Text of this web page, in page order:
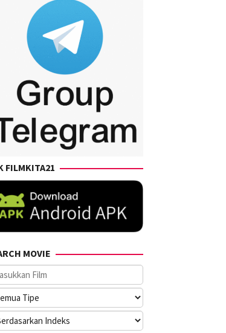
tempat yang praktis dan update setiap hari.
FILMKITA21
MOVIE